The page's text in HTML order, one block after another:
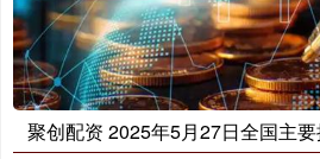
聚创配资 2025年5月27日全国主